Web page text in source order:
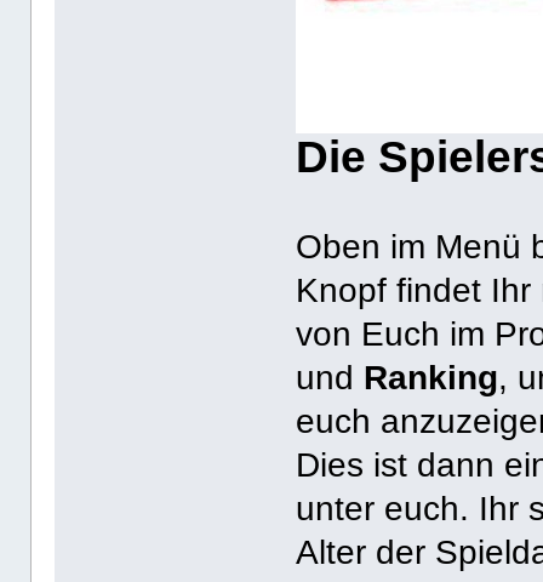
Die
Oben im Menü
Knopf findet
von Euch im
und Ranking,
euch
Dies ist dann
unter euch. Ihr
Alter der